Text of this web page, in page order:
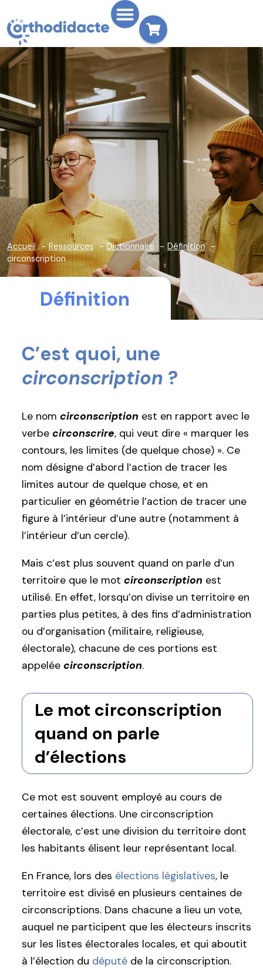
Accueil Ressources Dictionnaire
Définition
circonscription
Définition
C’est quoi, une
circonscription ?
Le nom circonscription est en rapport avec le
verbe circonscrire, qui veut dire « marquer les
contours, les limites (de quelque chose) ». Ce
nom désigne d’abord l’action de tracer les
limites autour de quelque chose, et en
particulier en géométrie l’action de tracer une
figure à l’intérieur d’une autre (notamment à
l’intérieur d’un cercle).
Mais c’est plus souvent quand on parle d’un
territoire que le mot circonscription est
utilisé. En effet, lorsqu’on divise un territoire en
parties plus petites, à des fins d’administration
ou d’organisation (militaire, religieuse,
électorale), chacune de ces portions est
appelée circonscription.
Le mot circonscription
quand on parle
d’élections
Ce mot est souvent employé au cours de
certaines élections. Une circonscription
électorale, c’est une division du territoire dont
les habitants élisent leur représentant local.
En France, lors des élections législatives, le
territoire est divisé en plusieurs centaines de
circonscriptions. Dans chacune a lieu un vote,
auquel ne participent que les électeurs inscrits
sur les listes électorales locales, et qui aboutit
à l’élection du député de la circonscription.